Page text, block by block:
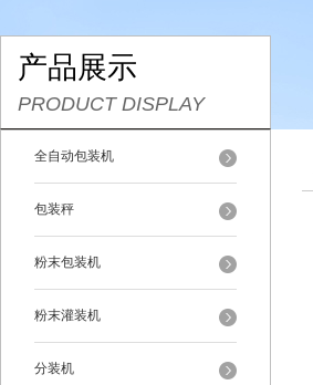
产品展示
PRODUCT DISPLAY
全自动包装机
包装秤
粉末包装机
粉末灌装机
分装机